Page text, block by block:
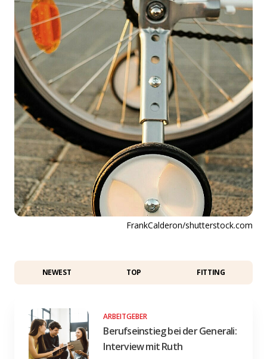
FrankCalderon/shutterstock.com
NEWEST TOP FITTING
ARBEITGEBER
Berufseinstieg bei der Generali:
Interview mit Ruth